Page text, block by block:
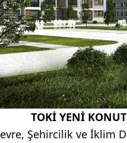
TOKİ YENİ KONUT
Şehircilik ve İklim